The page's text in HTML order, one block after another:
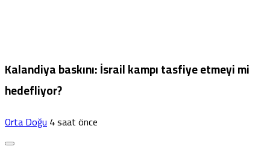
Kalandiya baskını: İsrail kampı tasfiye etmeyi mi
hedefliyor?
Orta Doğu4 saat önce